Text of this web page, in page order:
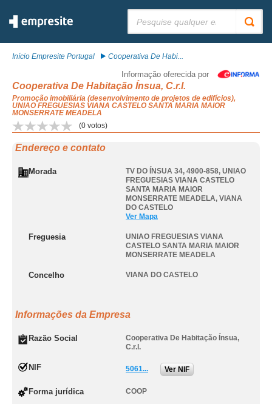
Início Empresite Portugal Cooperativa De Habi...
Informação oferecida por
Cooperativa De Habitação Ínsua, C.r.l.
Promoção imobiliária (desenvolvimento de projetos de edifícios),
UNIAO FREGUESIAS VIANA CASTELO SANTA MARIA MAIOR
MONSERRATE MEADELA
(0 votos)
Endereço e contato
Morada TV DO ÍNSUA 34, 4900-858, UNIAO
FREGUESIAS VIANA CASTELO
SANTA MARIA MAIOR
MONSERRATE MEADELA, VIANA
DO CASTELO
Ver Mapa
Freguesia
UNIAO FREGUESIAS VIANA
CASTELO SANTA MARIA MAIOR
MONSERRATE MEADELA
Concelho VIANA DO CASTELO
Informações da Empresa
Razão Social
Cooperativa De Habitação Ínsua,
C.r.l.
NIF 5061... Ver NIF
Forma jurídica COOP